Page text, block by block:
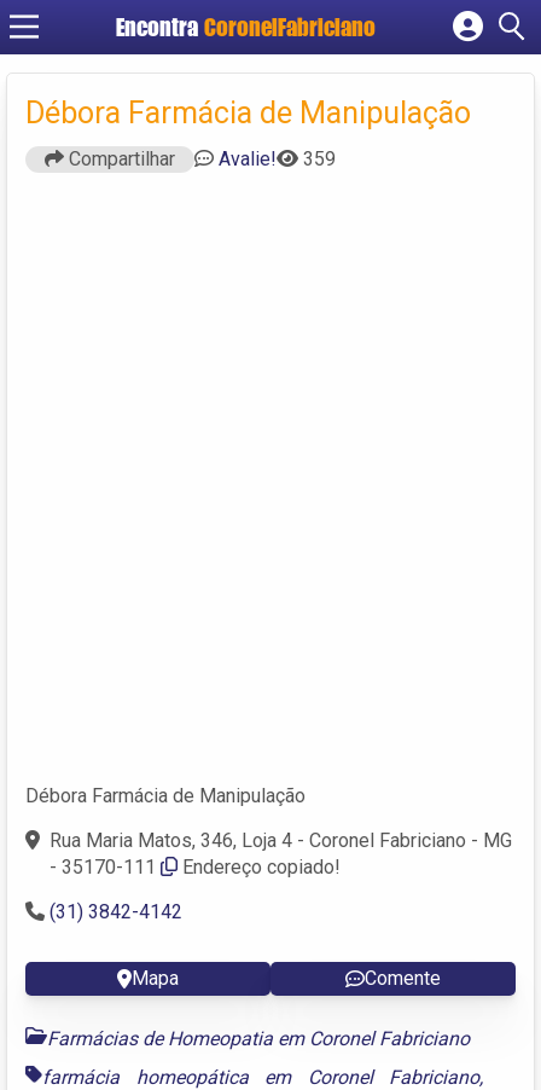
Encontra CoronelFabriciano
Cadastrar empresa
Criar conta
Débora Farmácia de Manipulação
Compartilhar Avalie! 359
Débora Farmácia de Manipulação
Rua Maria Matos, 346, Loja 4 - Coronel Fabriciano - MG
- 35170-111
Endereço copiado!
(31) 3842-4142
Mapa Comente
Farmácias de Homeopatia em Coronel Fabriciano
farmácia homeopática em Coronel Fabriciano,